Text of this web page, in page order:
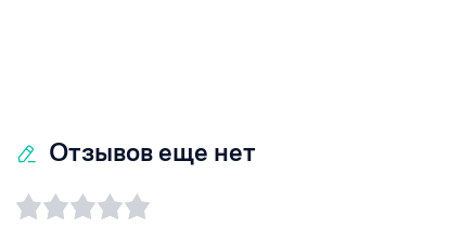
Отзывов еще нет